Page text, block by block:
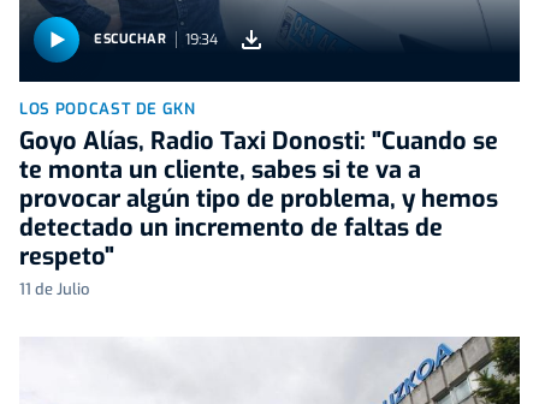
ESCUCHAR 19:34
LOS PODCAST DE GKN
Goyo Alías, Radio Taxi Donosti: "Cuando se
te monta un cliente, sabes si te va a
provocar algún tipo de problema, y hemos
detectado un incremento de faltas de
respeto"
11 de Julio